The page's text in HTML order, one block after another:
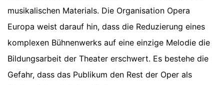
musikalischen Materials. Die Organisation Opera
Europa weist darauf hin, dass die Reduzierung eines
komplexen Bühnenwerks auf eine einzige Melodie die
Bildungsarbeit der Theater erschwert. Es bestehe die
Gefahr, dass das Publikum den Rest der Oper als